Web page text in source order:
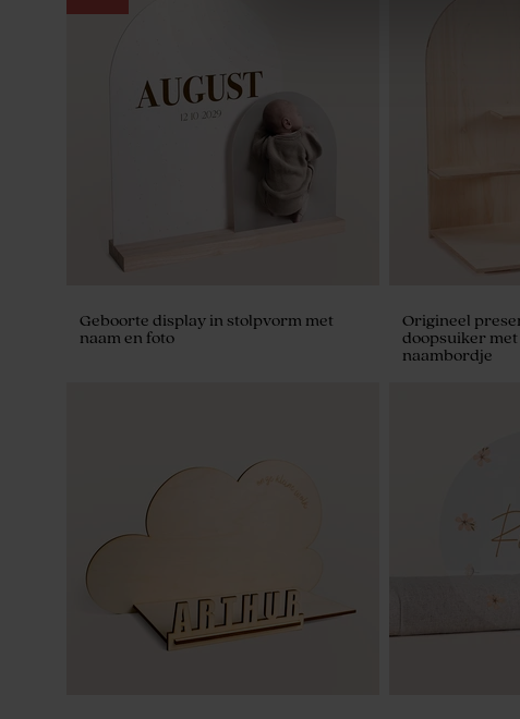
Hip snoepzakje met streepjes, naam en
Naamlabel met streepjes, beertje en
Geboorte display in stolpvorm met
naam en foto
Origineel
doopsuiker
naambordje